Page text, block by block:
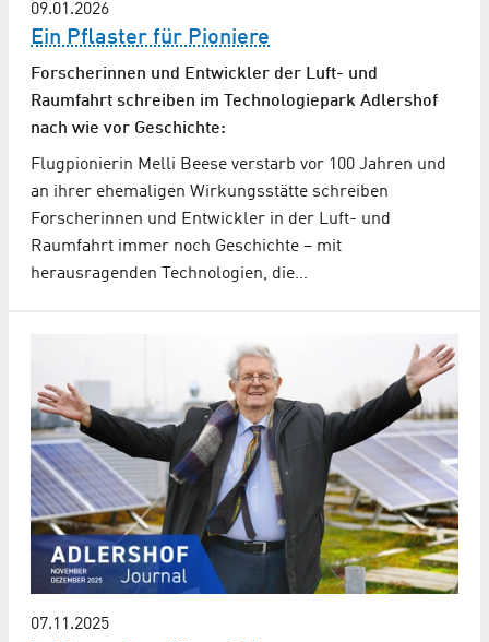
09.01.2026
Ein Pflaster für Pioniere
Forscherinnen und Entwickler der Luft- und
Raumfahrt schreiben im Technologiepark Adlershof
nach wie vor Geschichte:
Flugpionierin Melli Beese verstarb vor 100 Jahren und
an ihrer ehemaligen Wirkungsstätte schreiben
Forscherinnen und Entwickler in der Luft- und
Raumfahrt immer noch Geschichte – mit
herausragenden Technologien, die…
07.11.2025